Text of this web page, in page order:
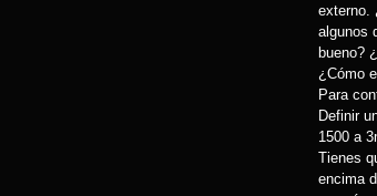
externo.
algunos
bueno?
¿Cómo
Para
Definir
1500 a
Tienes
encima